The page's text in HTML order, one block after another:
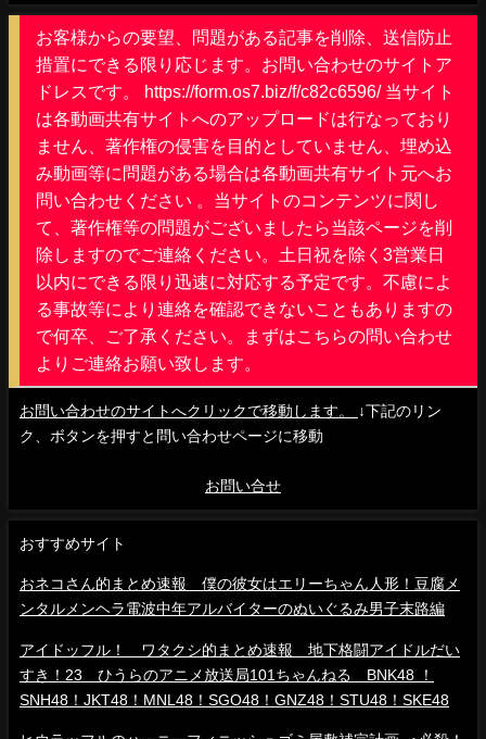
お客様からの要望、問題がある記事を削除、送信防止
措置にできる限り応じます。お問い合わせのサイトア
ドレスです。 https://form.os7.biz/f/c82c6596/ 当サイト
は各動画共有サイトへのアップロードは行なっており
ません、著作権の侵害を目的としていません、埋め込
み動画等に問題がある場合は各動画共有サイト元へお
問い合わせください 。当サイトのコンテンツに関し
て、著作権等の問題がございましたら当該ページを削
除しますのでご連絡ください。土日祝を除く3営業日
以内にできる限り迅速に対応する予定です。不慮によ
る事故等により連絡を確認できないこともありますの
で何卒、ご了承ください。まずはこちらの問い合わせ
よりご連絡お願い致します。
お問い合わせのサイトへクリックで移動します。
↓下記のリン
ク、ボタンを押すと問い合わせページに移動
お問い合せ
おすすめサイト
おネコさん的まとめ速報 僕の彼女はエリーちゃん人形！豆腐メ
ンタルメンヘラ電波中年アルバイターのぬいぐるみ男子末路編
アイドッフル！ ワタクシ的まとめ速報 地下格闘アイドルだい
すき！23 ひうらのアニメ放送局101ちゃんねる BNK48 ！
SNH48！JKT48！MNL48！SGO48！GNZ48！STU48！SKE48